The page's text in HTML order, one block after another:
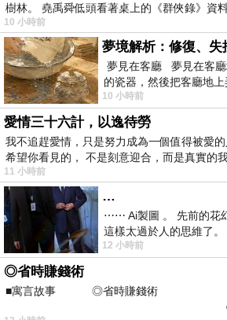
樹林。 堯禹舜低頭看著桌上的《群俠錄》資
10 小時前
夢境解析：修復、失
夢見在客廳 夢見在客
的瓷器，然後把客廳地
一頂棒球潮帽，後來發現
10 小時前
愛情三十六計，以逸待勞
我不追趕愛情，只是努力成為一個值得被愛的
希望你看見的， 不是刻意迎合，而是真實的我
11 小時前
…
⋯⋯ Ai製圖 。 先前的花
這樣太過於人的思維了
絲不掛吧？ 當然這樣是創
12 小時前
◎省時賺錢術
■寓言故事 ◎省時賺錢術
⊕潘文良 在